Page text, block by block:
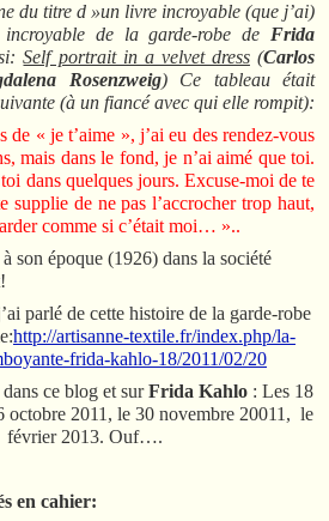
du titre d »un livre incroyable (que j’ai)
de la garde-robe de Frida
Self portrait in a velvet dress(Carlos
Rosenzweig) Ce tableau était
(à un fiancé avec qui elle rompit):
de « je t’aime », j’ai eu des rendez-vous
mais dans le fond, je n’ai aimé que toi.
dans quelques jours. Excuse-moi de te
supplie de ne pas l’accrocher trop haut,
comme si c’était moi… »..
son époque (1926) dans la société
parlé de cette histoire de la garde-robe
http://artisanne-textile.fr/index.php/la-
frida-kahlo-18/2011/02/20
ce blog et surFrida Kahlo : Les 18
octobre 2011, le 30 novembre 20011, le
février 2013. Ouf….
en cahier: